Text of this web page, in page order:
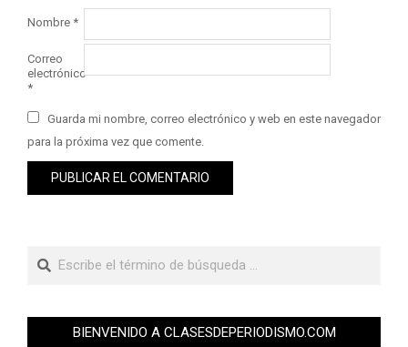
Nombre *
Correo
electrónico
*
Guarda mi nombre, correo electrónico y web en este navegador
para la próxima vez que comente.
BIENVENIDO A CLASESDEPERIODISMO.COM